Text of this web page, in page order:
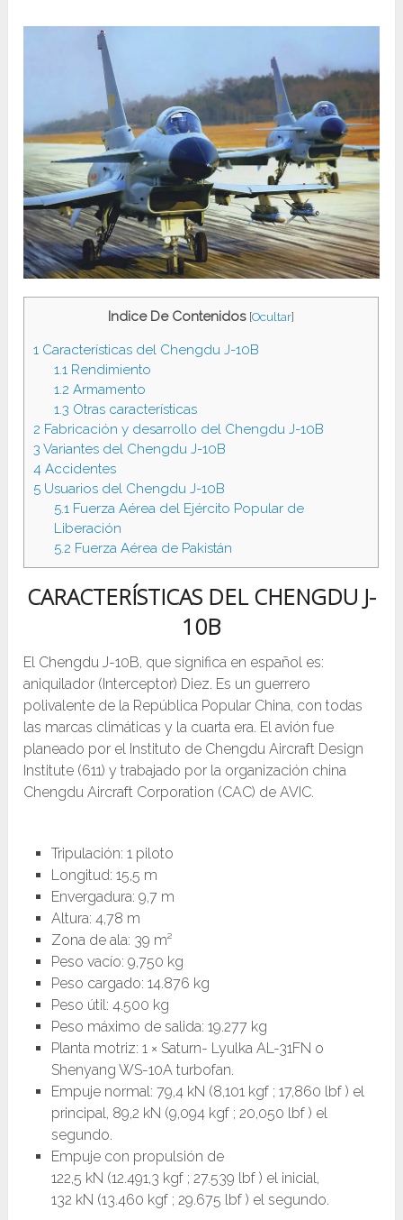
Indice De Contenidos [Ocultar]
1 Características del Chengdu J-10B
1.1Rendimiento
1.2 Armamento
1.3 Otras características
2 Fabricación y desarrollo del Chengdu J-10B
3 Variantes del Chengdu J-10B
4 Accidentes
5 Usuarios del Chengdu J-10B
5.1Fuerza Aérea del Ejército Popular de
Liberación
5.2 Fuerza Aérea de Pakistán
CARACTERÍSTICAS DEL CHENGDU J-
10B
El Chengdu J-10B, que significa en español es:
aniquilador (Interceptor) Diez. Es un guerrero
polivalente de la República Popular China, con todas
las marcas climáticas y la cuarta era. El avión fue
planeado por el Instituto de Chengdu Aircraft Design
Institute (611) y trabajado por la organización china
Chengdu Aircraft Corporation (CAC) de AVIC.
Tripulación: 1 piloto
Longitud: 15,5 m
Envergadura: 9,7 m
Altura: 4,78 m
Zona de ala: 39 m²
Peso vacío: 9,750 kg
Peso cargado: 14.876 kg
Peso útil: 4.500 kg
Peso máximo de salida: 19.277 kg
Planta motriz: 1 × Saturn- Lyulka AL-31FN o
Shenyang WS-10A turbofan.
Empuje normal: 79,4 kN (8,101 kgf ; 17,860 lbf ) el
principal, 89,2 kN (9,094 kgf ; 20,050 lbf ) el
segundo.
Empuje con propulsión de
122,5 kN (12.491,3 kgf ; 27.539 lbf ) el inicial,
132 kN (13.460 kgf ; 29.675 lbf ) el segundo.